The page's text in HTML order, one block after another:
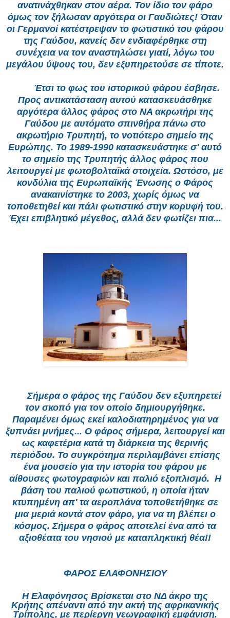
ανατινάχθηκαν στον αέρα. Τον ίδιο τον φάρο
όμως τον ξήλωσαν αργότερα οι Γαυδιώτες! Όταν
οι Γερμανοί κατέστρεψαν το φωτιστικό του φάρου
της Γαύδου, κανείς δεν ενδιαφέρθηκε στη
συνέχεια να τον αναστηλώσει γιατί, λόγω του
μεγάλου ύψους του, δεν εξυπηρετούσε σε τίποτε.
Έτσι το φως του ιστορικού φάρου έσβησε.
Προς αντικατάσταση αυτού κατασκευάσθηκε
αργότερα άλλος φάρος στο ΝΑ ακρωτήρι της
Γαύδου με αυτόματο σπινθήρα πάνω στο
ακρωτήριο Τρυπητή, το νοτιότερο σημείο της
Ευρώπης. Το 1989-1990 κατασκευάστηκε σ'αυτό
το σημείο της Τρυπητής άλλος φάρος που
λειτουργεί με φωτοβολταϊκά στοιχεία. Ωστόσο, με
κονδύλια της Ευρωπαϊκής Ένωσης ο Φάρος
ανακαινίστηκε το 2003, χωρίς όμως να
τοποθετηθεί και πάλι φωτιστικό στην κορυφή του.
Έχει επιβλητικό μέγεθος, αλλά δεν φωτίζει πια...
Σήμερα ο φάρος της Γαύδου δεν εξυπηρετεί
τον σκοπό για τον οποίο δημιουργήθηκε.
Παραμένει όμως εκεί καλοδιατηρημένος για να
ξυπνάει μνήμες... Ο φάρος σήμερα, λειτουργεί και
ως καφετέρια κατά τη διάρκεια της θερινής
περιόδου. Το συγκρότημα περιλαμβάνει επίσης
ένα μουσείο για την ιστορία του φάρου με
αίθουσες φωτογραφιών και παλιό εξοπλισμό. Η
βάση του παλιού φωτιστικού, η οποία ήταν
κτυπημένη απ' τα αεροπλάνα τοποθετήθηκε σε
μια μεριά κοντά στον φάρο, για να τη βλέπει ο
κόσμος. Σήμερα ο φάρος αποτελεί ένα από τα
αξιοθέατα του νησιού με καταπληκτική θέα!!
ΦΑΡΟΣ ΕΛΑΦΟΝΗΣΙΟΥ
Η Ελαφόνησος Βρίσκεται στο ΝΔ άκρο της
Κρήτης απέναντι από την ακτή της αφρικανικής
Τρίπολης, με περίεργη γεωγραφική εμφάνιση.